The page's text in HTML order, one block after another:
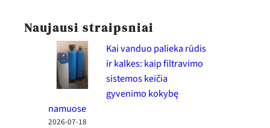
Naujausi straipsniai
Kai vanduo palieka rūdis
ir kalkes: kaip filtravimo
sistemos keičia
gyvenimo kokybę
namuose
2026-07-18